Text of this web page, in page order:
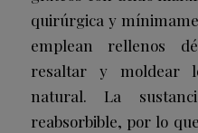
quirúrgica y
emplean rellenos
resaltar y moldear
natural. La
reabsorbible, por lo